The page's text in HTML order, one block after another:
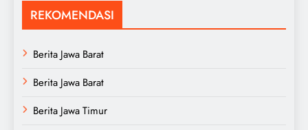
REKOMENDASI
Berita Jawa Barat
Berita Jawa Barat
Berita Jawa Timur